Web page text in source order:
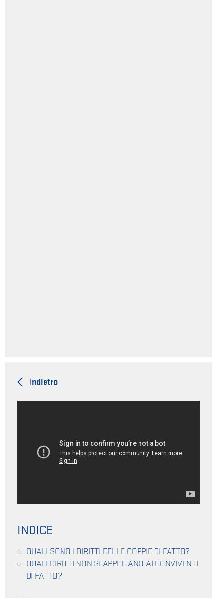
Indietro
INDICE
QUALI SONO I DIRITTI DELLE COPPIE DI FATTO?
QUALI DIRITTI NON SI APPLICANO AI CONVIVENTI
DI FATTO?
--